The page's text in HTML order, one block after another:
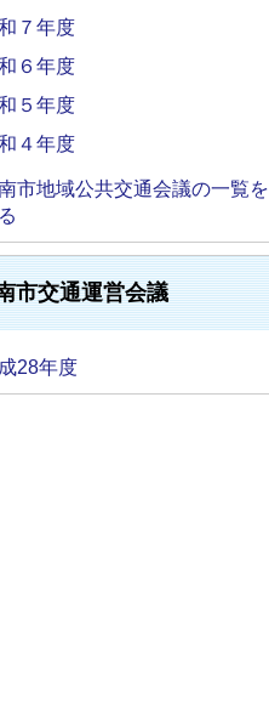
７年度
６年度
５年度
４年度
市地域公共交通会議の一覧を
市交通運営会議
28年度